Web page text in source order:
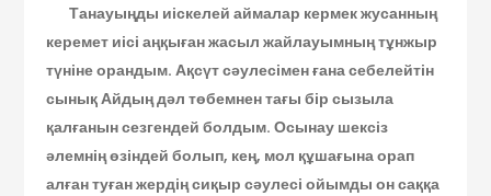
Танауыңды иіскелей аймалар кермек жусанның
керемет иісі аңқыған жасыл жайлауымның тұнжыр
түніне орандым. Ақсүт сәулесімен ғана себелейтін
сынық Айдың дәл төбемнен тағы бір сызыла
қалғанын сезгендей болдым. Осынау шексіз
әлемнің өзіндей болып, кең, мол құшағына орап
алған туған жердің сиқыр сәулесі ойымды он саққа